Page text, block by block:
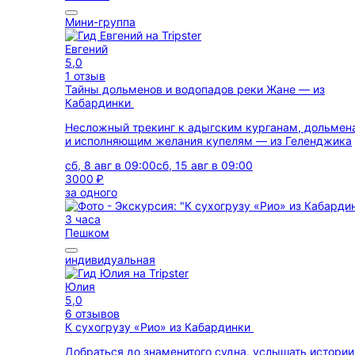
Мини-группа
Евгений
5,0
1 отзыв
Тайны дольменов и водопадов реки Жане — из
Кабардинки
Несложный трекинг к адыгским курганам,
и исполняющим желания купелям — из Геленджика
сб, 8 авг в 09:00сб, 15 авг в 09:00
3000 ₽
за одного
3 часа
Пешком
индивидуальная
Юлия
5,0
6 отзывов
К сухогрузу «Рио» из Кабардинки
Добраться до знаменитого судна, услышать истории